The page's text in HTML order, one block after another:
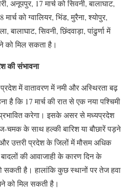
अनूपपुर, 17 मार्च को सिवनी, बालाघाट,
को ग्वालियर, भिंड, मुरैना, श्योपुर,
बालाघाट, सिवनी, छिंदवाड़ा, पांढुर्णा में
को मिल सकता है।
की संभावना
में वातावरण में नमी और अस्थिरता बढ़
है कि 17 मार्च की रात से एक नया पश्चिमी
प्रभावित करेगा। इसके असर से मध्यप्रदेश
चमक के साथ हल्की बारिश या बौछारें पड़ने
उत्तरी प्रदेश के जिलों में मौसम अधिक
की आवाजाही के कारण दिन के
सकती है। हालांकि कुछ स्थानों पर तेज हवा
को मिल सकती है।